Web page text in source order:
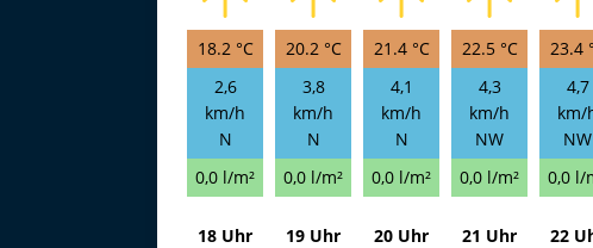
18.2 °C
2,6
km/h
N
0,0 l/m²
20.2 °C
3,8
km/h
N
0,0 l/m²
21.4 °C
4,1
km/h
N
0,0 l/m²
22.5 °C
4,3
km/h
NW
0,0 l/m²
23.4
4,7
km/
NW
0,0 l/
18 Uhr 19 Uhr 20 Uhr 21 Uhr 22